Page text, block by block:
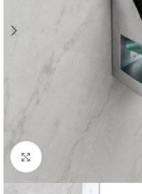
Click to enlarge